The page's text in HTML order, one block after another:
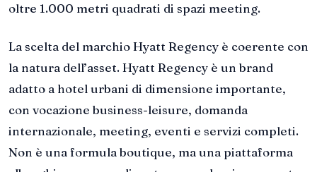
oltre 1.000 metri quadrati di spazi meeting.
La scelta del marchio Hyatt Regency è coerente con
la natura dell’asset. Hyatt Regency è un brand
adatto a hotel urbani di dimensione importante,
con vocazione business-leisure, domanda
internazionale, meeting, eventi e servizi completi.
Non è una formula boutique, ma una piattaforma